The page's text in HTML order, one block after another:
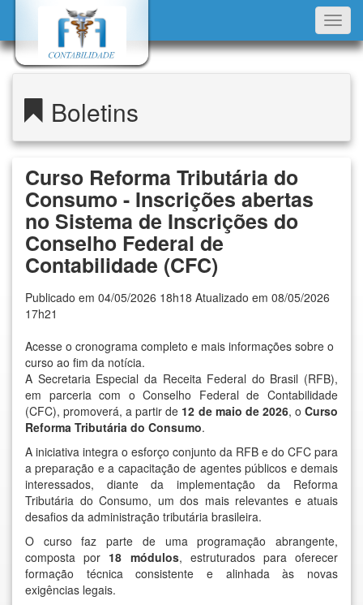
Boletins
Curso Reforma Tributária do
Consumo - Inscrições abertas
no Sistema de Inscrições do
Conselho Federal de
Contabilidade (CFC)
Publicado em 04/05/2026 18h18 Atualizado em 08/05/2026
17h21
Acesse o cronograma completo e mais informações sobre o
curso ao fim da notícia.
A Secretaria Especial da Receita Federal do Brasil (RFB),
em parceria com o Conselho Federal de Contabilidade
(CFC), promoverá, a partir de 12 de maio de 2026, oCurso
Reforma Tributária do Consumo.
A iniciativa integra o esforço conjunto da RFB e do CFC para
a preparação e a capacitação de agentes públicos e demais
interessados, diante da implementação da Reforma
Tributária do Consumo, um dos mais relevantes e atuais
desafios da administração tributária brasileira.
O curso faz parte de uma programação abrangente,
composta por 18 módulos, estruturados para oferecer
formação técnica consistente e alinhada às novas
exigências legais.